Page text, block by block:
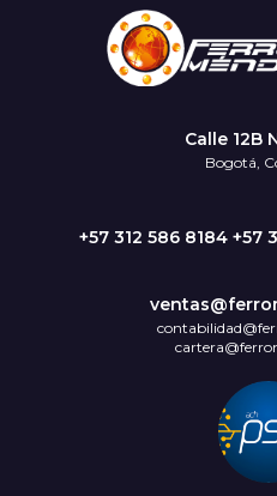
Calle 12B
Bogotá,
+57 312 586 8184 +57